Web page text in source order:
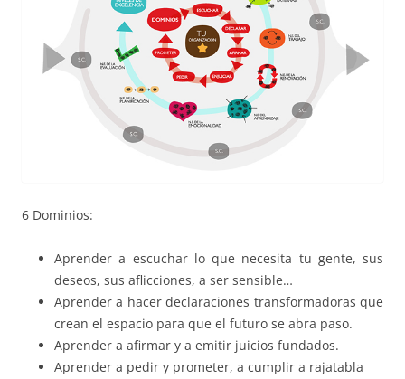
6 Dominios:
Aprender a escuchar lo que necesita tu gente, sus
deseos, sus aflicciones, a ser sensible…
Aprender a hacer declaraciones transformadoras que
crean el espacio para que el futuro se abra paso.
Aprender a afirmar y a emitir juicios fundados.
Aprender a pedir y prometer, a cumplir a rajatabla